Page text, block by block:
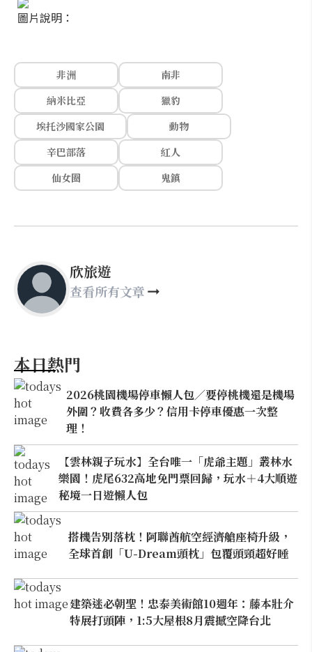
圖片說明：
非洲
南非
納米比亞
獵豹
埃托沙國家公園
動物
辛巴部落
紅人
仙女圈
鬼鎮
欣旅遊
查看所有文章
本日熱門
2026桃園機場停車懶人包／要停桃機還是機場
外圍？收費各多少？信用卡停車優惠一次整
理！
【雲林親子玩水】全台唯一「虎爺主題」叢林水
樂園！虎尾632高地免門票回歸，玩水＋4大順遊
秘境一日遊懶人包
搭機告別落枕！阿聯酋航空經濟艙座椅升級，
全球首創「U-Dream頭枕」包覆頭頸超好睡
建築迷必朝聖！忠泰美術館10週年：藤本壯介
特展打頭陣，1:5大屋根8月震撼空降台北